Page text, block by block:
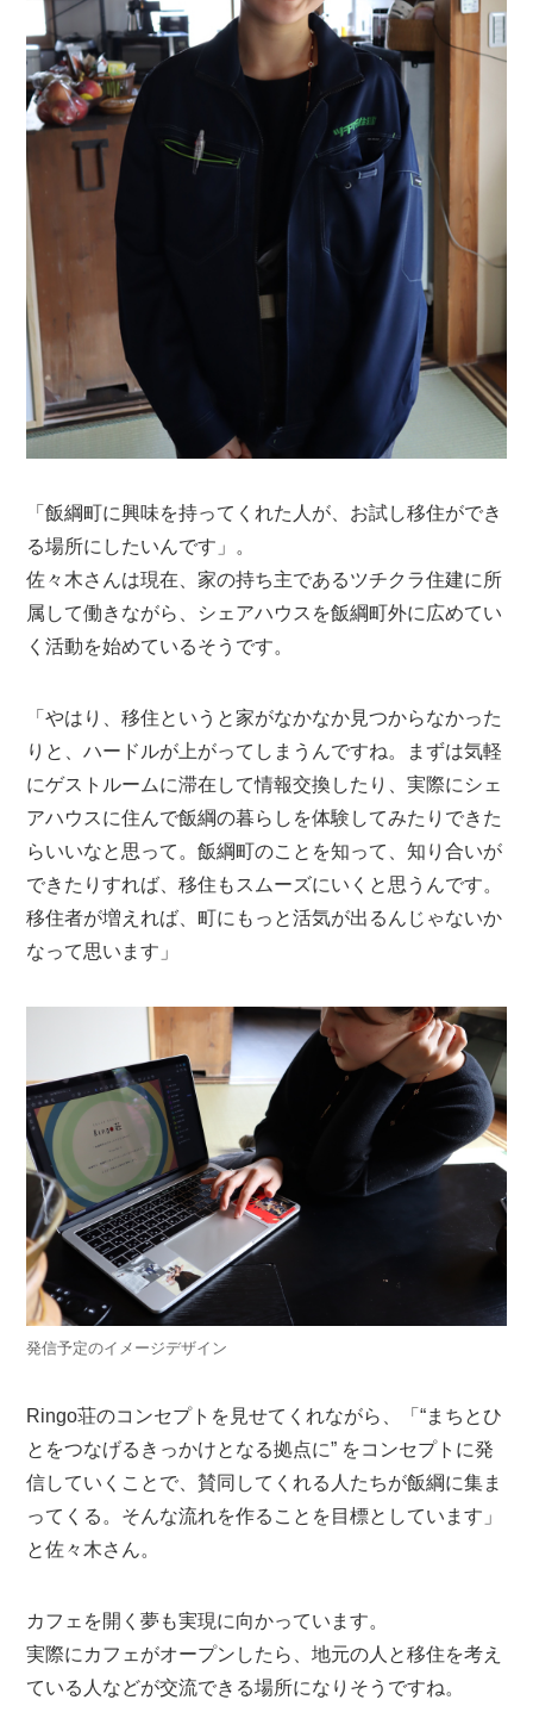
「飯綱町に興味を持ってくれた人が、お試し移住ができ
る場所にしたいんです」。
佐々木さんは現在、家の持ち主であるツチクラ住建に所
属して働きながら、シェアハウスを飯綱町外に広めてい
く活動を始めているそうです。
「やはり、移住というと家がなかなか見つからなかった
りと、ハードルが上がってしまうんですね。まずは気軽
にゲストルームに滞在して情報交換したり、実際にシェ
アハウスに住んで飯綱の暮らしを体験してみたりできた
らいいなと思って。飯綱町のことを知って、知り合いが
できたりすれば、移住もスムーズにいくと思うんです。
移住者が増えれば、町にもっと活気が出るんじゃないか
なって思います」
発信予定のイメージデザイン
Ringo荘のコンセプトを見せてくれながら、「“まちとひ
とをつなげるきっかけとなる拠点に” をコンセプトに発
信していくことで、賛同してくれる人たちが飯綱に集ま
ってくる。そんな流れを作ることを目標としています」
と佐々木さん。
カフェを開く夢も実現に向かっています。
実際にカフェがオープンしたら、地元の人と移住を考え
ている人などが交流できる場所になりそうですね。